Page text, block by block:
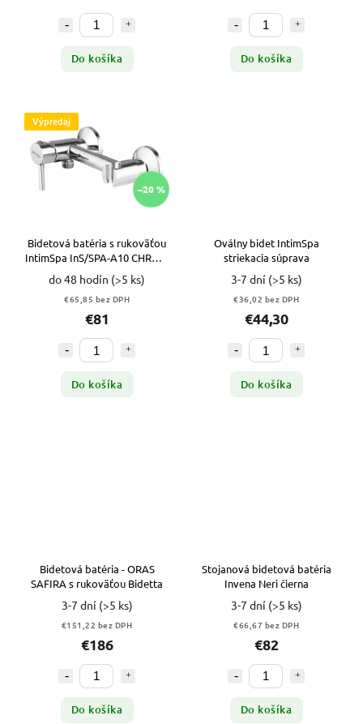
Do košíka Do košíka
Výpredaj
–20 %
Bidetová batéria s rukoväťou
IntimSpa InS/SPA-A10 CHRÓM
VYPR
do 48 hodín (>5 ks)
€65,85 bez DPH
€81
Do košíka
Oválny bidet IntimSpa
striekacia súprava
3-7 dní (>5 ks)
€36,02 bez DPH
€44,30
Do košíka
Bidetová batéria - ORAS
SAFIRA s rukoväťou Bidetta
3-7 dní (>5 ks)
€151,22 bez DPH
€186
Do košíka
Stojanová bidetová batéria
Invena Neri čierna
3-7 dní (>5 ks)
€66,67 bez DPH
€82
Do košíka